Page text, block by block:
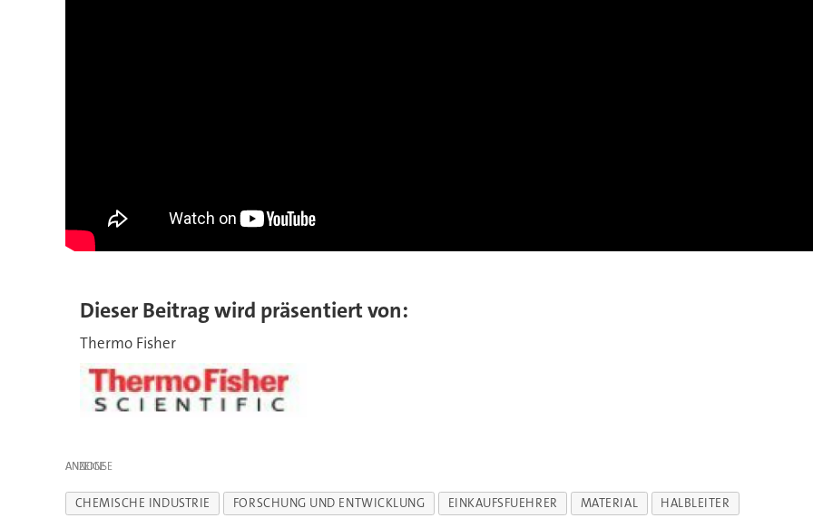
Dieser Beitrag wird präsentiert von:
Thermo Fisher
ANZEIGE
CHEMISCHE INDUSTRIE FORSCHUNG UND ENTWICKLUNG EINKAUFSFUEHRER MATERIAL HALBLEITER